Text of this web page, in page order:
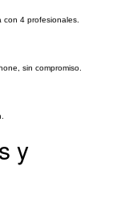
4 profesionales.
sin compromiso.
y